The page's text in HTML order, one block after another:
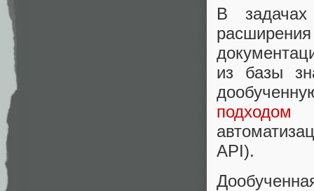
В
из базы
подходом
API).